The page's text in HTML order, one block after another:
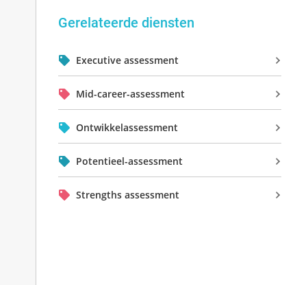
Gerelateerde diensten
Executive assessment
Mid-career-assessment
Ontwikkelassessment
Potentieel-assessment
Strengths assessment